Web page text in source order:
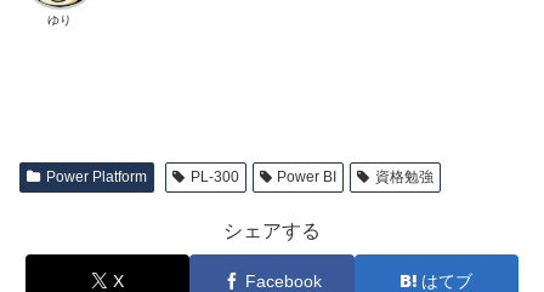
ゆり
Power Platform PL-300 Power BI 資格勉強
シェアする
X Facebook はてブ